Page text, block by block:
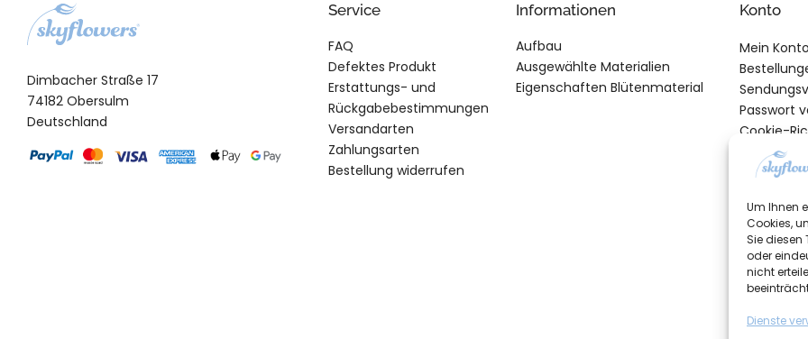
Um Ihnen
Cookies,
Sie diesen
oder
nicht
Dienste
Dimbacher Straße 17
74182 Obersulm
Deutschland
Service
FAQ
Defektes Produkt
Erstattungs- und
Rückgabebestimmungen
Versandarten
Zahlungsarten
Bestellung widerrufen
Informationen
Aufbau
Ausgewählte Materialien
Eigenschaften Blütenmaterial
Konto
Mein
Passwort
Cookie-